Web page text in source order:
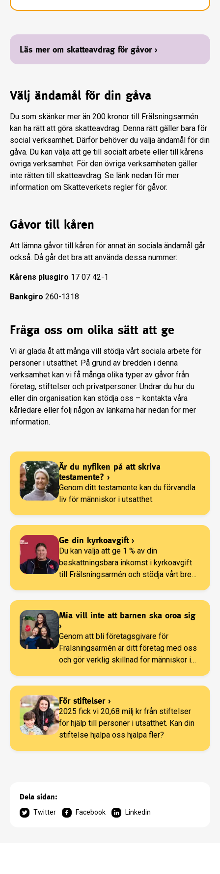
Läs mer om skatteavdrag för gåvor›
Välj ändamål för din gåva
Du som skänker mer än 200 kronor till Frälsningsarmén
kan ha rätt att göra skatteavdrag. Denna rätt gäller bara för
social verksamhet. Därför behöver du välja ändamål för din
gåva. Du kan välja att ge till socialt arbete eller till kårens
övriga verksamhet. För den övriga verksamheten gäller
inte rätten till skatteavdrag. Se länk nedan för mer
information om Skatteverkets regler för gåvor.
Gåvor till kåren
Att lämna gåvor till kåren för annat än sociala ändamål går
också. Då går det bra att använda dessa nummer:
Kårens plusgiro 17 07 42-1
Bankgiro 260-1318
Fråga oss om olika sätt att ge
Vi är glada åt att många vill stödja vårt sociala arbete för
personer i utsatthet. På grund av bredden i denna
verksamhet kan vi få många olika typer av gåvor från
företag, stiftelser och privatpersoner. Undrar du hur du
eller din organisation kan stödja oss – kontakta våra
kårledare eller följ någon av länkarna här nedan för mer
information.
Är du nyfiken på att skriva
testamente? ›
Genom ditt testamente kan du förvandla
liv för människor i utsatthet.
Ge din kyrkoavgift›
Du kan välja att ge 1 % av din
beskattningsbara inkomst i kyrkoavgift
till Frälsningsarmén och stödja vårt breda
Mia vill inte att barnen ska oroa sig
›
Genom att bli företagsgivare för
Frälsningsarmén är ditt företag med oss
och gör verklig skillnad för människor i
För stiftelser›
2025 fick vi 20,68 milj kr från stiftelser
för hjälp till personer i utsatthet. Kan din
stiftelse hjälpa oss hjälpa fler?
Dela sidan:
Twitter Facebook Linkedin